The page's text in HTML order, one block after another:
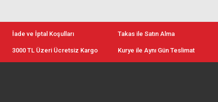
İade ve İptal Koşulları Takas ile Satın Alma
3000 TL Üzeri Ücretsiz Kargo Kurye ile Aynı Gün Teslimat